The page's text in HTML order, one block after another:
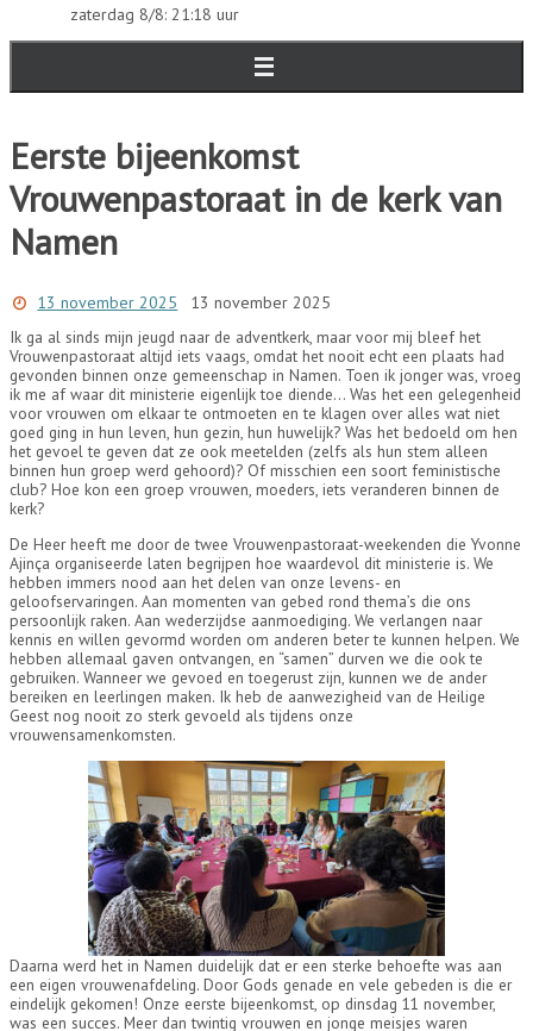
zaterdag 8/8: 21:18 uur
Eerste bijeenkomst
Vrouwenpastoraat in de kerk van
Namen
13 november 2025
13 november 2025
Ik ga al sinds mijn jeugd naar de adventkerk, maar voor mij bleef het
Vrouwenpastoraat altijd iets vaags, omdat het nooit echt een plaats had
gevonden binnen onze gemeenschap in Namen. Toen ik jonger was, vroeg
ik me af waar dit ministerie eigenlijk toe diende… Was het een gelegenheid
voor vrouwen om elkaar te ontmoeten en te klagen over alles wat niet
goed ging in hun leven, hun gezin, hun huwelijk? Was het bedoeld om hen
het gevoel te geven dat ze ook meetelden (zelfs als hun stem alleen
binnen hun groep werd gehoord)? Of misschien een soort feministische
club? Hoe kon een groep vrouwen, moeders, iets veranderen binnen de
kerk?
De Heer heeft me door de twee Vrouwenpastoraat-weekenden die Yvonne
Ajinça organiseerde laten begrijpen hoe waardevol dit ministerie is. We
hebben immers nood aan het delen van onze levens- en
geloofservaringen. Aan momenten van gebed rond thema’s die ons
persoonlijk raken. Aan wederzijdse aanmoediging. We verlangen naar
kennis en willen gevormd worden om anderen beter te kunnen helpen. We
hebben allemaal gaven ontvangen, en “samen” durven we die ook te
gebruiken. Wanneer we gevoed en toegerust zijn, kunnen we de ander
bereiken en leerlingen maken. Ik heb de aanwezigheid van de Heilige
Geest nog nooit zo sterk gevoeld als tijdens onze
vrouwensamenkomsten.
Daarna werd het in Namen duidelijk dat er een sterke behoefte was aan
een eigen vrouwenafdeling. Door Gods genade en vele gebeden is die er
eindelijk gekomen! Onze eerste bijeenkomst, op dinsdag 11 november,
was een succes. Meer dan twintig vrouwen en jonge meisjes waren